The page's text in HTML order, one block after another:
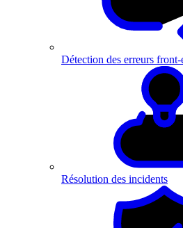
Détection des erreurs
Résolution des incidents